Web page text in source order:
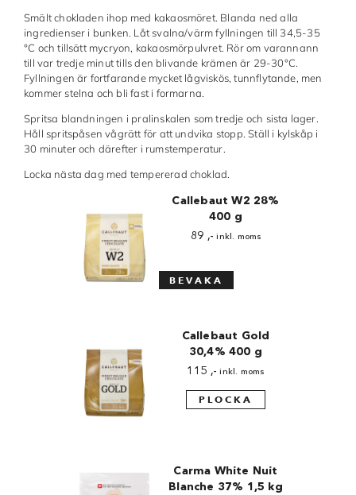
Smält chokladen ihop med kakaosmöret. Blanda ned alla
ingredienser i bunken. Låt svalna/värm fyllningen till 34,5-35
°C och tillsätt mycryon, kakaosmörpulvret. Rör om varannann
till var tredje minut tills den blivande krämen är 29-30°C.
Fyllningen är fortfarande mycket lågviskös, tunnflytande, men
kommer stelna och bli fast i formarna.
Spritsa blandningen i pralinskalen som tredje och sista lager.
Håll spritspåsen vågrätt för att undvika stopp. Ställ i kylskåp i
30 minuter och därefter i rumstemperatur.
Locka nästa dag med tempererad choklad.
Callebaut W2 28%
400 g
89 ,- inkl. moms
Callebaut Gold
30,4% 400 g
115 ,- inkl. moms
PLOCKA
Carma White Nuit
Blanche 37% 1,5 kg